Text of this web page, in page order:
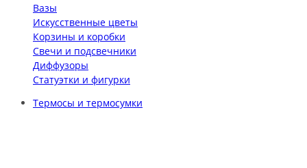
Вазы
Искусственные цветы
Корзины и коробки
Свечи и подсвечники
Диффузоры
Статуэтки и фигурки
Термосы и термосумки